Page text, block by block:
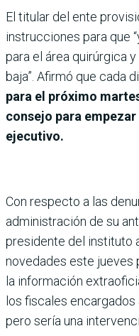
El titular del ente
instrucciones para que
para el área quirúrgica
baja”. Afirmó que cada
para el próximo
consejo para
ejecutivo.
Con respecto a las
administración de su
presidente del instituto
novedades este jueves
la información
los fiscales
pero sería una